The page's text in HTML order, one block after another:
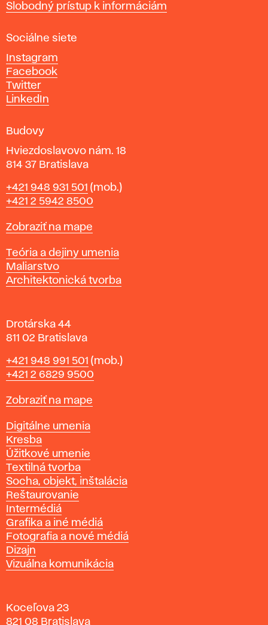
r
ý
c
h
u
m
e
í
v
r
a
i
l
a
v
Slobodný prístup k informáciám
Sociálne siete
Instagram
Facebook
Twitter
LinkedIn
Budovy
Hviezdoslavovo nám. 18
814 37 Bratislava
Telefón
+421 948 931 501 (mob.)
+421 2 5942 8500
Mapa
Zobraziť na mape
Katedry
Teória a dejiny umenia
Maliarstvo
Architektonická tvorba
Drotárska 44
811 02 Bratislava
Telefón
+421 948 991 501 (mob.)
+421 2 6829 9500
Mapa
Zobraziť na mape
Katedry
Digitálne umenia
Kresba
Úžitkové umenie
Textilná tvorba
Socha, objekt, inštalácia
Reštaurovanie
Intermédiá
Grafika a iné médiá
Fotografia a nové médiá
Dizajn
Vizuálna komunikácia
Koceľova 23
821 08 Bratislava